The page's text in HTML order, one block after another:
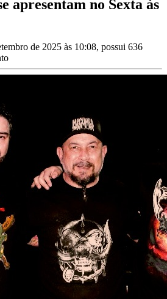
apresentam no Sexta às
de 2025 às 10:08, possui 636